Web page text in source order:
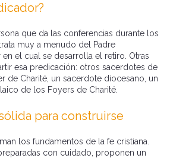
que da las conferencias durante los
muy a menudo del Padre
el cual se desarrolla el retiro. Otras
esa predicación: otros sacerdotes de
de Charité, un sacerdote diocesano, un
de los Foyers de Charité.
para construirse
los fundamentos de la fe cristiana.
con cuidado, proponen un